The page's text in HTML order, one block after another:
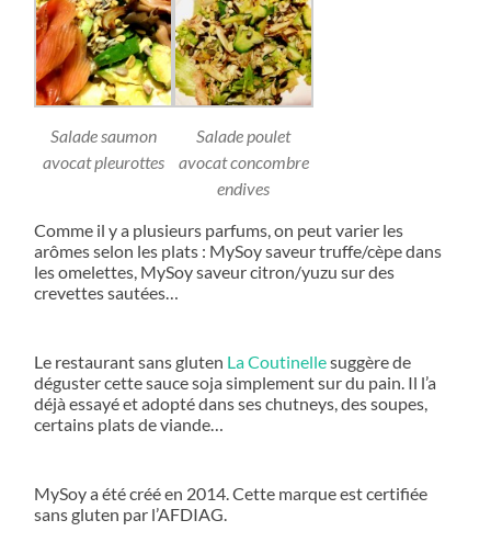
Salade saumon
avocat pleurottes
Salade poulet
avocat concombre
endives
Comme il y a plusieurs parfums, on peut varier les
arômes selon les plats : MySoy saveur truffe/cèpe dans
les omelettes, MySoy saveur citron/yuzu sur des
crevettes sautées…
Le restaurant sans gluten La Coutinellesuggère de
déguster cette sauce soja simplement sur du pain. Il l’a
déjà essayé et adopté dans ses chutneys, des soupes,
certains plats de viande…
MySoy a été créé en 2014. Cette marque est certifiée
sans gluten par l’AFDIAG.